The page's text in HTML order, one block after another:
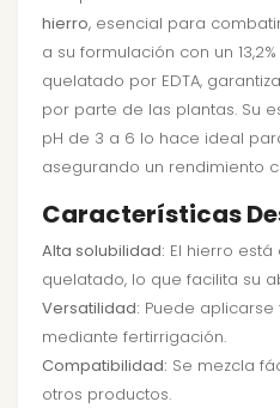
hierro, esencial para
a su formulación con un
quelatado por EDTA,
por parte de las plantas. Su
pH de 3 a 6 lo hace ideal
asegurando un rendimiento
Características
Alta solubilidad: El hierro
quelatado, lo que facilita su
Versatilidad: Puede
mediante fertirrigación.
Compatibilidad: Se mezcla
otros productos.